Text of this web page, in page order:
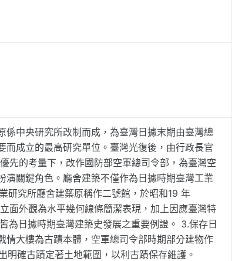
係中央研究所改制而成，為臺灣日據末期由臺灣總
成立的最高研究單位。臺灣光復後，由行政長官
先的考量下，改作國防部空軍總司令部，為臺灣空
關鍵角色。廳舍建築不僅作為日據時期臺灣工業
研究所廳舍建築原稱作二號館，於昭和19 年
面外觀為水平幾何線條簡潔表現，加上因應臺灣特
為日據時期臺灣建築史發展之重要例證。 3.保存日
大樓為古蹟本體，空軍總司令部時期部分建物作
確古蹟定著土地範圍，以利古蹟保存維護。